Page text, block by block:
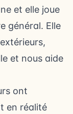
et elle joue
général. Elle
et nous aide
ont
en réalité